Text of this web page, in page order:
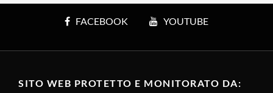
FACEBOOK YOUTUBE
SITO WEB PROTETTO E MONITORATO DA: